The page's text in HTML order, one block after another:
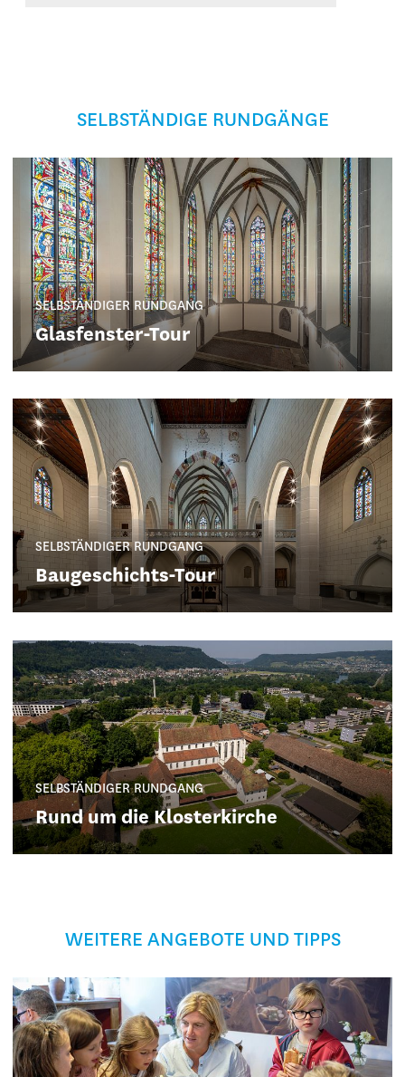
SELBSTÄNDIGE RUNDGÄNGE
SELBSTÄNDIGER RUNDGANG
Glasfenster-Tour
SELBSTÄNDIGER RUNDGANG
Baugeschichts-Tour
SELBSTÄNDIGER RUNDGANG
Rund um die Klosterkirche
WEITERE ANGEBOTE UND TIPPS